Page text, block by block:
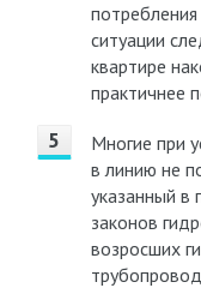
ситуации
квартире
практичнее
Многие при
в линию не
указанный в
законов
возросших